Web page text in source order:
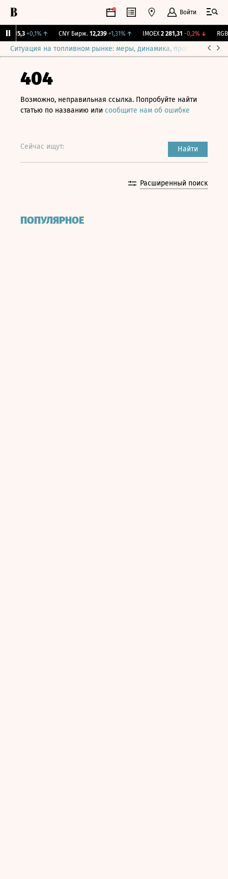
Войти
115,3 +0,1% ↑ CNY Бирж. 12,239 +1,31% ↑ IMOEX 2 281,31 -0,2%↓
Ситуация на топливном рынке: меры, динамика, прогнозы
404
Возможно, неправильная ссылка. Попробуйте найти
статью по названию или сообщите нам об ошибке
Сейчас ищут: Найти
Расширенный поиск
ПОПУЛЯРНОЕ